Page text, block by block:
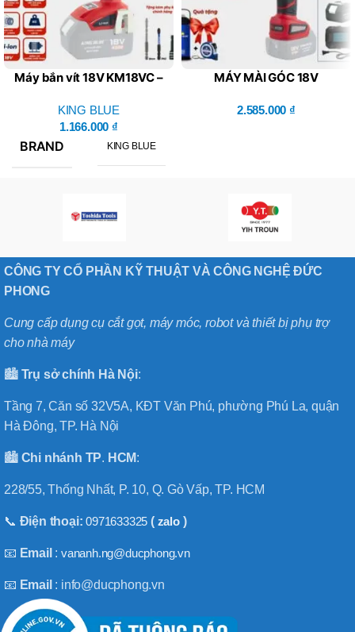
Máy bắn vít 18V KM18VC –
Gồm Pin, Sạc)
KING BLUE
1.166.000 ₫
BRAND KING BLUE
MÁY MÀI GÓC 18V
1 Thân Máy, 1 Pin, 1 Sạc)
2.585.000 ₫
CÔNG TY CỔ PHẦN KỸ THUẬT VÀ CÔNG NGHỆ ĐỨC
PHONG
Cung cấp dụng cụ cắt gọt, máy móc, robot và thiết bị phụ trợ
cho nhà máy
🏙️ Trụ sở chính Hà Nội:
Tầng 7, Căn số 32V5A, KĐT Văn Phú, phường Phú La, quận
Hà Đông, TP. Hà Nội
🏙️ Chi nhánh TP. HCM:
228/55, Thống Nhất, P. 10, Q. Gò Vấp, TP. HCM
📞 Điện thoại:0971633325 ( zalo)
📧 Email :vananh.ng@ducphong.vn
📧 Email : info@ducphong.vn